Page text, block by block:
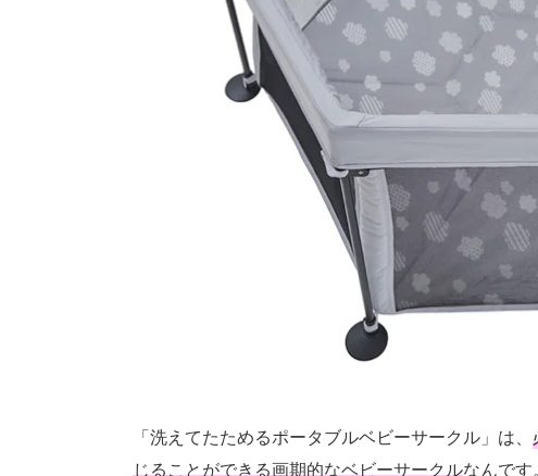
「洗えてたためるポータブルベビーサークル」は、
じることができる画期的なベビーサークルなんです。